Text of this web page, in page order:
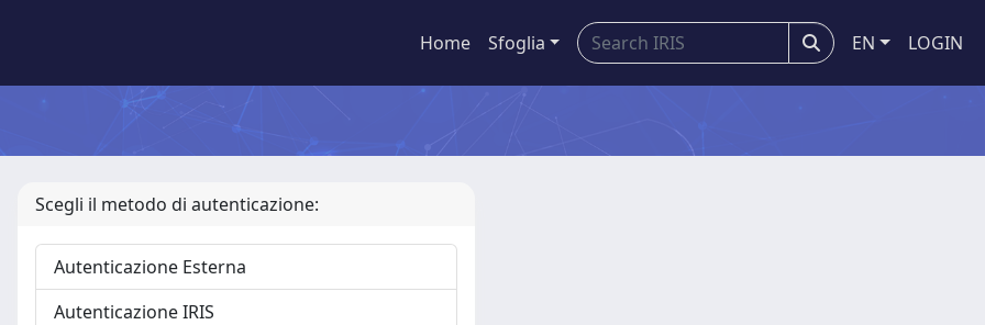
Home Sfoglia EN LOGIN
Scegli il metodo di autenticazione:
Autenticazione Esterna
Autenticazione IRIS